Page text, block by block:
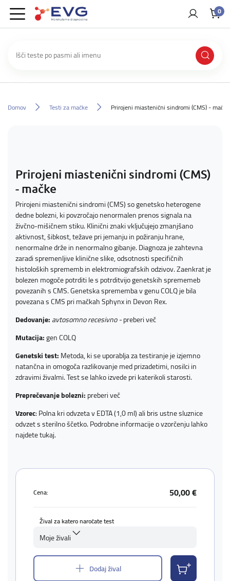
0
Domov Testi za mačke Prirojeni miastenični sindromi (CMS) - mačke
Prirojeni miastenični sindromi (CMS)
- mačke
Prirojeni miastenični sindromi (CMS) so genetsko heterogene
dedne bolezni, ki povzročajo nenormalen prenos signala na
živčno-mišičnem stiku. Klinični znaki vključujejo zmanjšano
aktivnost, šibkost, težave pri jemanju in požiranju hrane,
nenormalne drže in nenormalno gibanje. Diagnoza je zahtevna
zaradi spremenljive klinične slike, odsotnosti specifičnih
histoloških sprememb in elektromiografskih odzivov. Zaenkrat je
bolezen mogoče potrditi le s potrditvijo genetskih sprememeb
povezanih s CMS. Genetska sprememba v genu COLQ je bila
povezana s CMS pri mačkah Sphynx in Devon Rex.
Dedovanje:avtosomno recesivno -preberi več
Mutacija:gen COLQ
Genetski test:Metoda, ki se uporablja za testiranje je izjemno
natančna in omogoča razlikovanje med prizadetimi, nosilci in
zdravimi živalmi. Test se lahko izvede pri katerikoli starosti.
Preprečevanje bolezni:preberi več
Vzorec: Polna kri odvzeta v EDTA (1,0 ml) ali bris ustne sluznice
odvzet s sterilno ščetko. Podrobne informacije o vzorčenju lahko
najdetetukaj.
Cena: 50,00 €
Žival za katero naročate test
Moje živali
Dodaj žival